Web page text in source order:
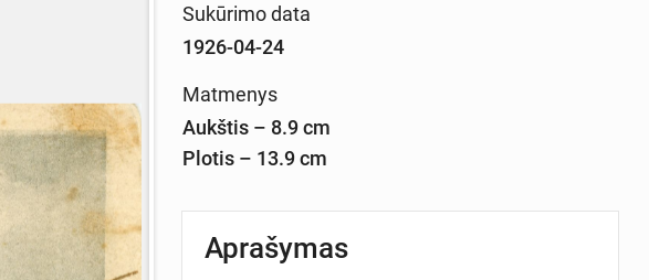
Sukūrimo data
1926-04-24
Matmenys
Aukštis – 8.9 cm
Plotis – 13.9 cm
Aprašymas